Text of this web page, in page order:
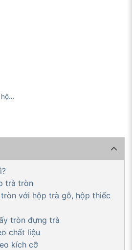
trà tròn
với hộp trà gỗ, hộp thiếc
tròn đựng trà
chất liệu
kích cỡ